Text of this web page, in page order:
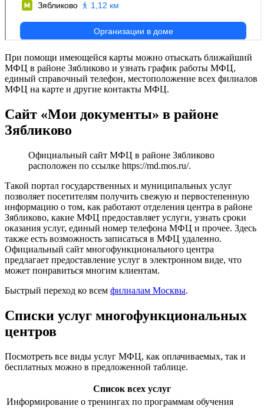
При помощи имеющейся карты можно отыскать ближайший
МФЦ в районе Зябликово и узнать график работы МФЦ,
единый справочный телефон, местоположение всех филиалов
МФЦ на карте и другие контакты МФЦ.
Сайт «Мои документы» в районе
Зябликово
Официальный сайт МФЦ в районе Зябликово
расположен по ссылке https://md.mos.ru/.
Такой портал государственных и муниципальных услуг
позволяет посетителям получить свежую и первостепенную
информацию о том, как работают отделения центра в районе
Зябликово, какие МФЦ предоставляет услуги, узнать сроки
оказания услуг, единый номер телефона МФЦ и прочее. Здесь
также есть возможность записаться в МФЦ удаленно.
Официальный сайт многофункционального центра
предлагает предоставление услуг в электронном виде, что
может понравиться многим клиентам.
Быстрый переход ко всем филиалам Москвы.
Списки услуг многофункциональных
центров
Посмотреть все виды услуг МФЦ, как оплачиваемых, так и
бесплатных можно в предложенной таблице.
Список всех услуг
Информирование о тренингах по программам обучения